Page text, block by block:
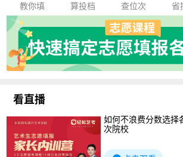
教你填 算投档 查位次 省
看直播
如何不浪费分数选择
次院校